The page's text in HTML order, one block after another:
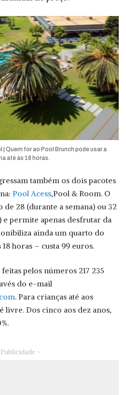
Quem for ao Pool Brunch pode usar a
até às 18 horas.
também os dois pacotes
Pool Acess,Pool & Room. O
28 (durante a semana) ou 32
permite apenas desfrutar da
ainda um quarto do
horas – custa 99 euros.
pelos números 217 235
do e-mail
. Para crianças até aos
livre. Dos cinco aos dez anos,
–